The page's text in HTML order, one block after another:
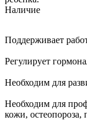
Наличие
Поддерживает
Регулирует
Необходим для
Необходим для
кожи, остеопороза,